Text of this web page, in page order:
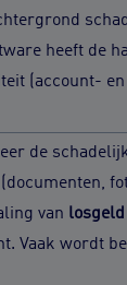
heeft de
(account- en
de
(documenten,
van losgeld
Vaak wordt